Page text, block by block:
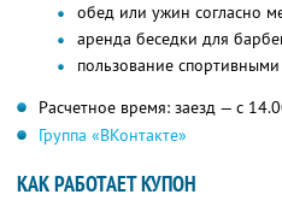
обед или ужин согласно
аренда беседки для
пользование
Расчетное время: заезд — с
Группа «ВКонтакте»
КАК РАБОТАЕТ КУПОН